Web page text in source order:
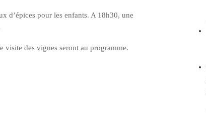
d’épices pour les enfants. A 18h30, une
visite des vignes seront au programme.